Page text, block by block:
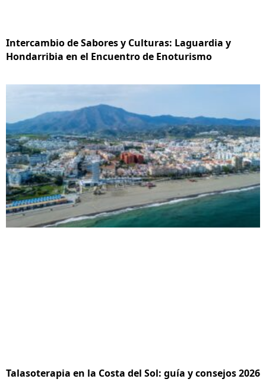
Intercambio de Sabores y Culturas: Laguardia y
Hondarribia en el Encuentro de Enoturismo
Talasoterapia en la Costa del Sol: guía y consejos 2026